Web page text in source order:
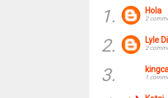
1. Hola
2
2. Lyle
2
3. 1